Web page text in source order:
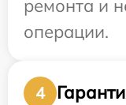
ремонта и
операции.
4